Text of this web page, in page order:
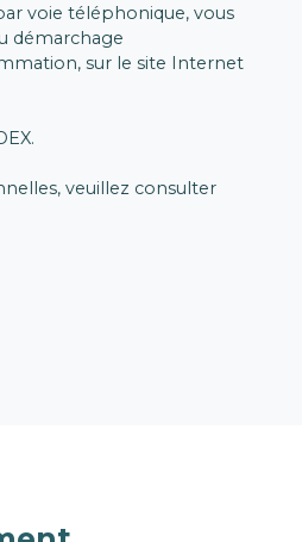
voie téléphonique, vous
démarchage
sur le site Internet
veuillez consulter